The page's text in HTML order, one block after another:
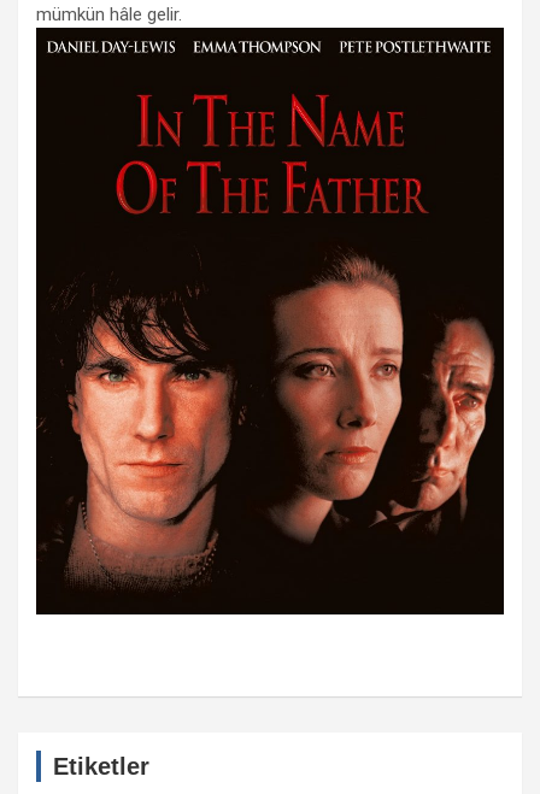
mümkün hâle gelir.
Etiketler